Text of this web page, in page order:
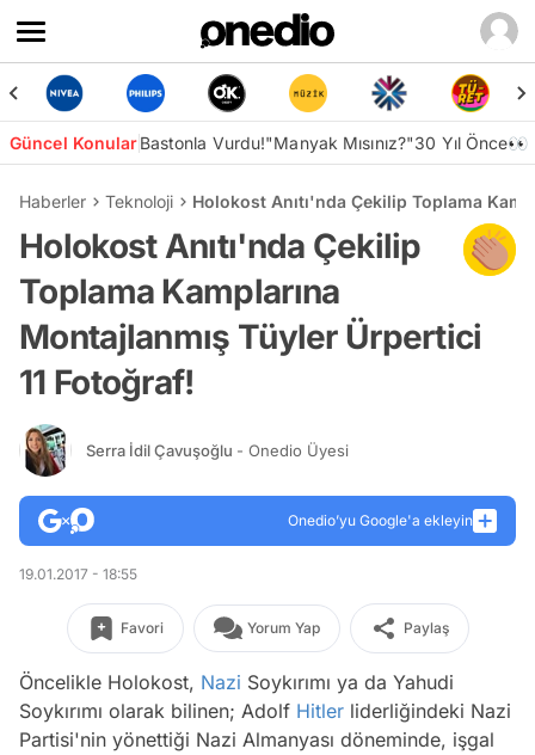
Güncel KonularBastonla Vurdu!"Manyak Mısınız?"30 Yıl Önce👀
Haberler Teknoloji Holokost Anıtı'nda Çekilip Toplama
Holokost Anıtı'nda Çekilip
Toplama Kamplarına
Montajlanmış Tüyler Ürpertici
11 Fotoğraf!
Serra İdil Çavuşoğlu - Onedio Üyesi
Onedio’yu Google'a ekleyin
19.01.2017 - 18:55
Favori Yorum Yap Paylaş
Öncelikle Holokost, Nazi Soykırımı ya da Yahudi
Soykırımı olarak bilinen; Adolf Hitler liderliğindeki Nazi
Partisi'nin yönettiği Nazi Almanyası döneminde, işgal